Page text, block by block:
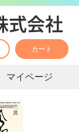
カート
マイページ